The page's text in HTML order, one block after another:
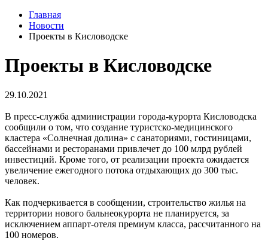
Главная
Новости
Проекты в Кисловодске
Проекты в Кисловодске
29.10.2021
В пресс-служба администрации города-курорта Кисловодска
сообщили о том, что создание туристско-медицинского
кластера «Солнечная долина» с санаториями, гостиницами,
бассейнами и ресторанами привлечет до 100 млрд рублей
инвестиций. Кроме того, от реализации проекта ожидается
увеличение ежегодного потока отдыхающих до 300 тыс.
человек.
Как подчеркивается в сообщении, строительство жилья на
территории нового бальнеокурорта не планируется, за
исключением аппарт-отеля премиум класса, рассчитанного на
100 номеров.